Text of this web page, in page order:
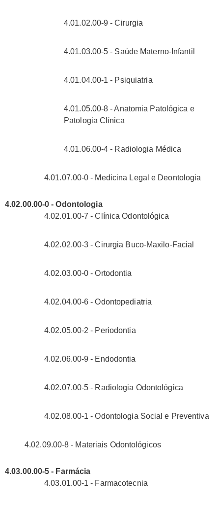
4.01.02.00-9 - Cirurgia
4.01.03.00-5 - Saúde Materno-Infantil
4.01.04.00-1 - Psiquiatria
4.01.05.00-8 - Anatomia Patológica e
Patologia Clínica
4.01.06.00-4 - Radiologia Médica
4.01.07.00-0 - Medicina Legal e Deontologia
4.02.00.00-0 - Odontologia
4.02.01.00-7 - Clínica Odontológica
4.02.02.00-3 - Cirurgia Buco-Maxilo-Facial
4.02.03.00-0 - Ortodontia
4.02.04.00-6 - Odontopediatria
4.02.05.00-2 - Periodontia
4.02.06.00-9 - Endodontia
4.02.07.00-5 - Radiologia Odontológica
4.02.08.00-1 - Odontologia Social e Preventiva
4.02.09.00-8 - Materiais Odontológicos
4.03.00.00-5 - Farmácia
4.03.01.00-1 - Farmacotecnia